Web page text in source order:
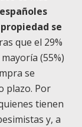
se
que el 29%
(55%)
se
plazo. Por
tienen
y, a